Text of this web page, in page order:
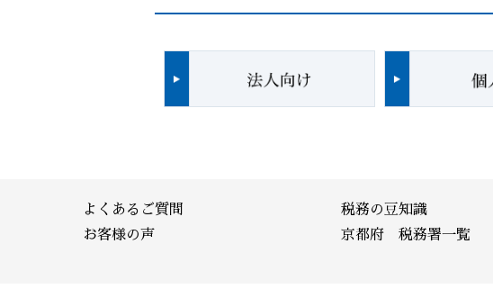
よくあるご質問
お客様の声
税務の豆知識
京都府 税務署一覧